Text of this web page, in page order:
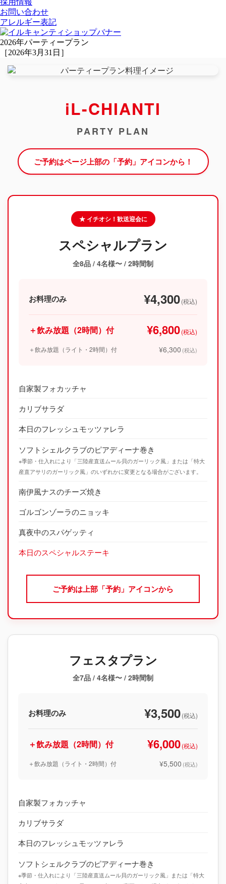
採用情報
お問い合わせ
アレルギー表記
2026年パーティープラン
［2026年3月31日］
iL-CHIANTI
PARTY PLAN
ご予約はページ上部の「予約」アイコンから！
★ イチオシ！歓送迎会に
スペシャルプラン
全8品 / 4名様〜 / 2時間制
お料理のみ ¥4,300(税込)
＋飲み放題（2時間）付 ¥6,800(税込)
＋飲み放題（ライト・2時間）付 ¥6,300 (税込)
自家製フォカッチャ
カリブサラダ
本日のフレッシュモッツァレラ
ソフトシェルクラブのピアディーナ巻き
※季節・仕入れにより「三陸産直送ムール貝のガーリック風」または「特大
産直アサリのガーリック風」のいずれかに変更となる場合がございます。
南伊風ナスのチーズ焼き
ゴルゴンゾーラのニョッキ
真夜中のスパゲッティ
本日のスペシャルステーキ
ご予約は上部「予約」アイコンから
フェスタプラン
全7品 / 4名様〜 / 2時間制
お料理のみ ¥3,500(税込)
＋飲み放題（2時間）付 ¥6,000(税込)
＋飲み放題（ライト・2時間）付 ¥5,500 (税込)
自家製フォカッチャ
カリブサラダ
本日のフレッシュモッツァレラ
ソフトシェルクラブのピアディーナ巻き
※季節・仕入れにより「三陸産直送ムール貝のガーリック風」または「特大